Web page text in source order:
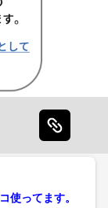
使ってます。